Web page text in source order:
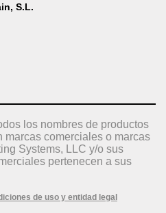
S.L.
los nombres de productos
marcas comerciales o marcas
Systems, LLC y/o sus
pertenecen a sus
de uso y entidad legal